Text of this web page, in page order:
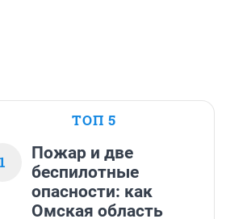
ТОП 5
1
Пожар и две
беспилотные
опасности: как
Омская область